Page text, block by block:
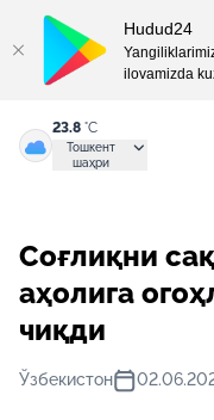
23.8 °C
Тошкент
шаҳри
Соғлиқни
аҳолига
чиқди
Ўзбекистон
Hudud24
ilovamizda